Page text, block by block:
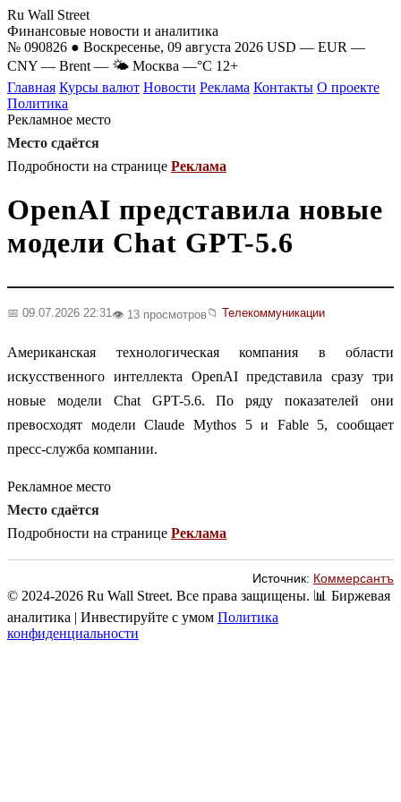
Ru Wall Street
Финансовые новости и аналитика
№ 090826 ● Воскресенье, 09 августа 2026 USD — EUR —
CNY — Brent — 🌤 Москва —°C 12+
Главная Курсы валют Новости Реклама Контакты О проекте
Политика
Рекламное место
Место сдаётся
Подробности на странице Реклама
OpenAI представила новые
модели Chat GPT-5.6
📅 09.07.2026 22:31 👁️ 13 просмотров📁 Телекоммуникации
Американская технологическая компания в области
искусственного интеллекта OpenAI представила сразу три
новые модели Chat GPT-5.6. По ряду показателей они
превосходят модели Claude Mythos 5 и Fable 5, сообщает
пресс-служба компании.
Рекламное место
Место сдаётся
Подробности на странице Реклама
Источник: Коммерсантъ
© 2024-2026 Ru Wall Street. Все права защищены. 📊 Биржевая
аналитика | Инвестируйте с умом Политика
конфиденциальности